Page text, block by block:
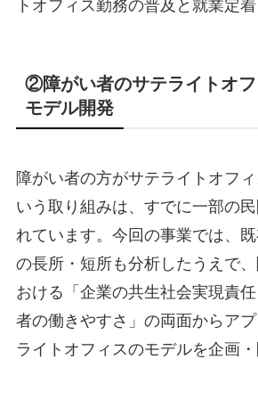
トオフィス勤務の普及と就業定着
②障がい者のサテライトオ
モデル開発
障がい者の方がサテライトオフ
いう取り組みは、すでに一部の
れています。今回の事業では、
の長所・短所も分析したうえで
おける「企業の共生社会実現責
者の働きやすさ」の両面からア
ライトオフィスのモデルを企画・